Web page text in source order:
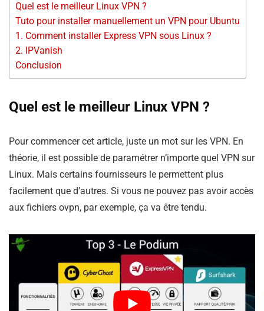
Quel est le meilleur Linux VPN ?
Tuto pour installer manuellement un VPN pour Ubuntu
1. Comment installer Express VPN sous Linux ?
2. IPVanish
Conclusion
Quel est le meilleur Linux VPN ?
Pour commencer cet article, juste un mot sur les VPN. En
théorie, il est possible de paramétrer n’importe quel VPN sur
Linux. Mais certains fournisseurs le permettent plus
facilement que d’autres. Si vous ne pouvez pas avoir accès
aux fichiers ovpn, par exemple, ça va être tendu.